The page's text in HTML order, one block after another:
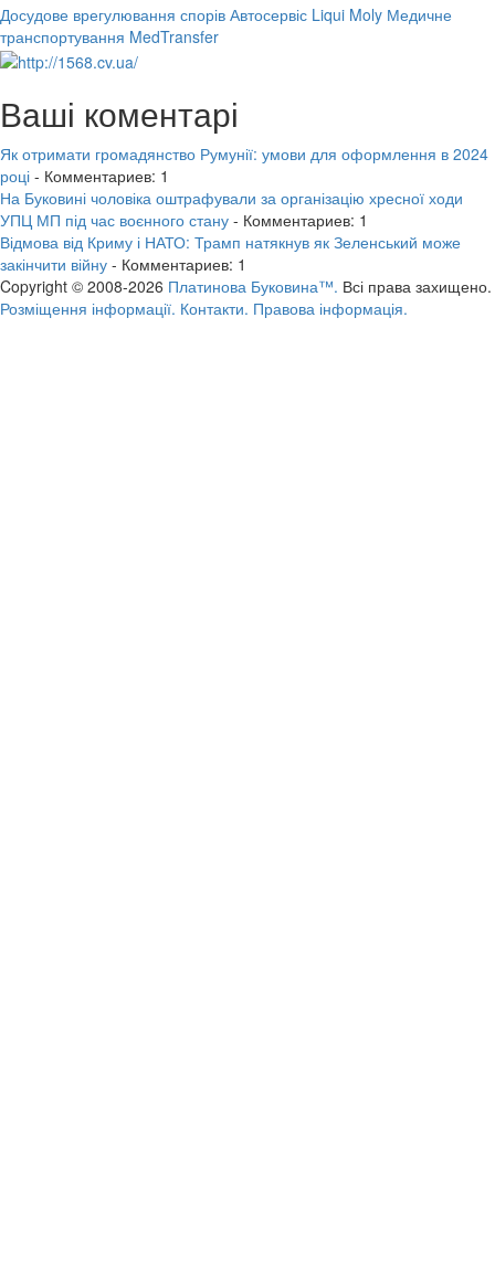
Досудове врегулювання спорів Автосервіс Liqui Moly Медичне
транспортування MedTransfer
Ваші коментарі
Як отримати громадянство Румунії: умови для оформлення в 2024
році - Комментариев: 1
На Буковині чоловіка оштрафували за організацію хресної ходи
УПЦ МП під час воєнного стану - Комментариев: 1
Відмова від Криму і НАТО: Трамп натякнув як Зеленський може
закінчити війну - Комментариев: 1
Copyright © 2008-2026 Платинова Буковина™. Всі права захищено.
Розміщення інформації. Контакти. Правова інформація.